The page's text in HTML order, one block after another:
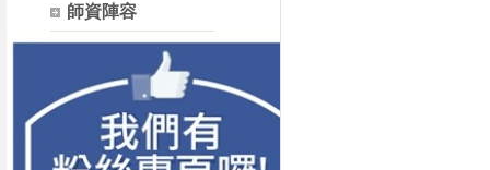
師資陣容